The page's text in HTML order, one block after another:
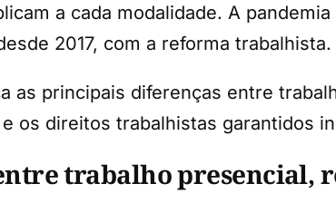
a cada modalidade. A
2017, com a reforma trabalhista.
as principais diferenças entre
os direitos trabalhistas garantidos
trabalho presencial,